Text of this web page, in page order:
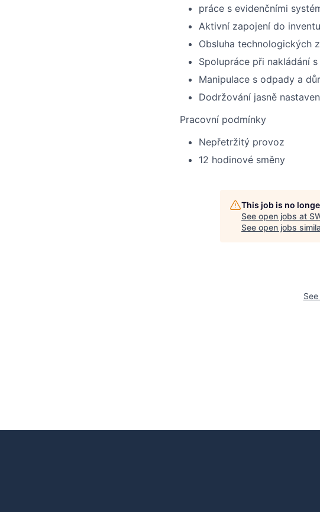
práce s evidenčními
Aktivní zapojení do
Obsluha technologických
Spolupráce při nakládání
Manipulace s odpady a
Dodržování jasně
Pracovní podmínky
Nepřetržitý provoz
12 hodinové směny
This job is no
See open jobs at
See open jobs